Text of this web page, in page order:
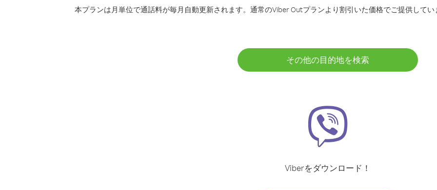
本プランは月単位で通話料が毎月自動更新されます。通常のViber Outプランより割引いた価格でご提供してい
その他の目的地を検索
Viberをダウンロード！